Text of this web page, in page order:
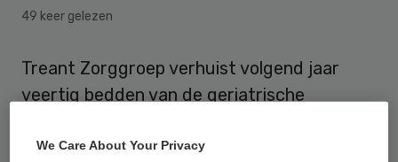
49 keer gelezen
Treant Zorggroep verhuist volgend jaar
veertig bedden van de geriatrische
hoogcomplexe chronische en
We Care About Your Privacy